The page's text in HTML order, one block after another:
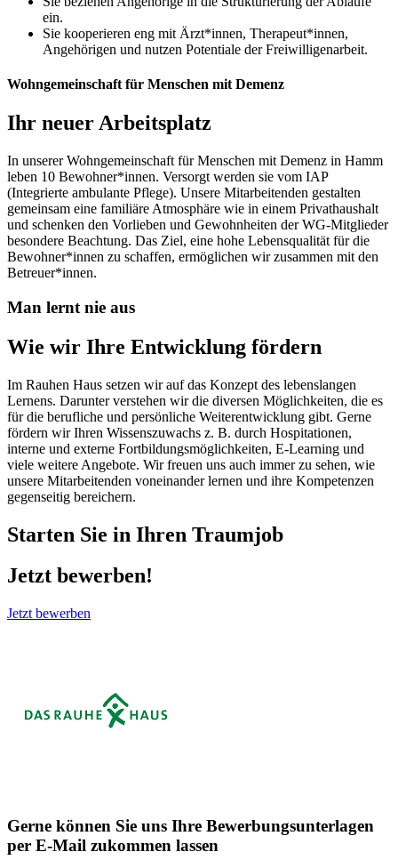
ein.
Sie kooperieren eng mit Ärzt*innen, Therapeut*innen,
Angehörigen und nutzen Potentiale der Freiwilligenarbeit.
Wohngemeinschaft für Menschen mit Demenz
Ihr neuer Arbeitsplatz
In unserer Wohngemeinschaft für Menschen mit Demenz in Hamm
leben 10 Bewohner*innen. Versorgt werden sie vom IAP
(Integrierte ambulante Pflege). Unsere Mitarbeitenden gestalten
gemeinsam eine familiäre Atmosphäre wie in einem Privathaushalt
und schenken den Vorlieben und Gewohnheiten der WG-Mitglieder
besondere Beachtung. Das Ziel, eine hohe Lebensqualität für die
Bewohner*innen zu schaffen, ermöglichen wir zusammen mit den
Betreuer*innen.
Man lernt nie aus
Wie wir Ihre Entwicklung fördern
Im Rauhen Haus setzen wir auf das Konzept des lebenslangen
Lernens. Darunter verstehen wir die diversen Möglichkeiten, die es
für die berufliche und persönliche Weiterentwicklung gibt. Gerne
fördern wir Ihren Wissenszuwachs z. B. durch Hospitationen,
interne und externe Fortbildungsmöglichkeiten, E-Learning und
viele weitere Angebote. Wir freuen uns auch immer zu sehen, wie
unsere Mitarbeitenden voneinander lernen und ihre Kompetenzen
gegenseitig bereichern.
Starten Sie in Ihren Traumjob
Jetzt bewerben!
Jetzt bewerben
Gerne können Sie uns Ihre Bewerbungsunterlagen
per E-Mail zukommen lassen